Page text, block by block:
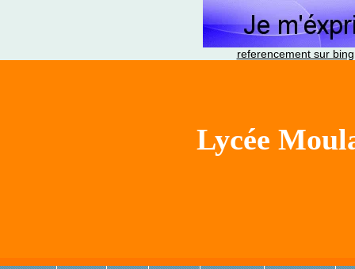
referencement sur bing
Lycée